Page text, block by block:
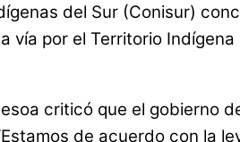
del Sur (Conisur)
por el Territorio Indígena
criticó que el gobierno
de acuerdo con la